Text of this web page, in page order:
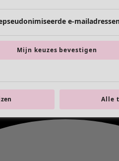
e-
Mijn keuzes bevestigen
Alle